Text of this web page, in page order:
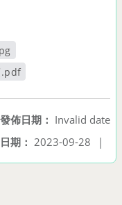
.pdf
發佈日期： Invalid date
期： 2023-09-28 |